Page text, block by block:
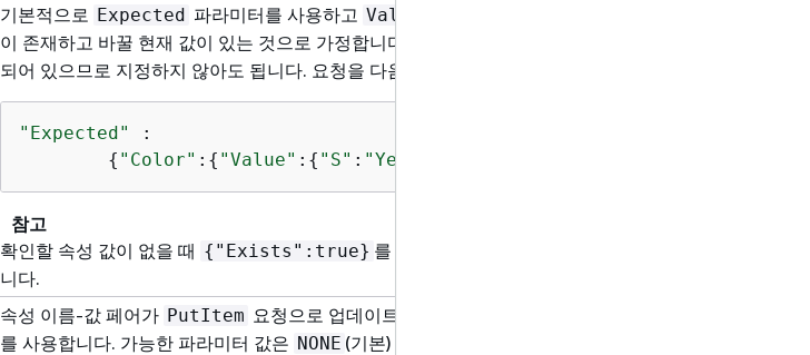
기본적으로 Expected 파라미터를 사용하고 Value
이 존재하고 바꿀 현재 값이 있는 것으로 가정합니다. 따라서
되어 있으므로 지정하지 않아도 됩니다. 요청을 다음과 같이 줄일 수 있습니다.
"Expected"
:
{ "Color" : { "Value" : { "S" : "Yellow"
참고
확인할 속성 값이 없을 때 { "Exists":true} 를 지정하면 DynamoDB는 오류를 반환합
니다.
속성 이름-값 페어가 PutItem 요청으로 업데이트되기 전에 이를 가져오려면 이 파라미터
를 사용합니다. 가능한 파라미터 값은 NONE (기본) 또는